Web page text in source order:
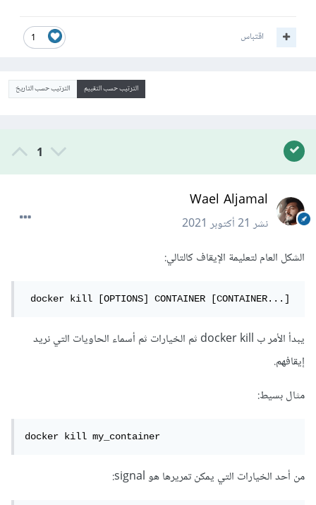
1 اقتباس
الترتيب حسب التقييم الترتيب حسب التاريخ
1
Wael Aljamal
نشر21 أكتوبر 2021
الشكل العام لتعليمة الإيقاف كالتالي:
docker kill [OPTIONS] CONTAINER [CONTAINER...]
يبدأ الأمر ب docker kill ثم الخيارات ثم أسماء الحاويات التي نريد
إيقافهم.
مثال بسيط:
docker kill my_container
من أحد الخيارات التي يمكن تمريرها هو signal: